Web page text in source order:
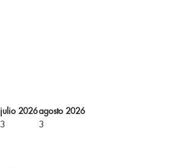
julio 2026agosto 2026
3 3